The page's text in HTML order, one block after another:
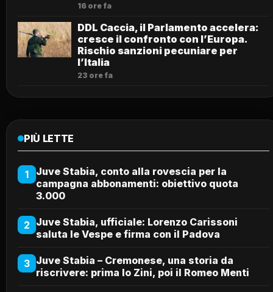
16 ore fa
DDL Caccia, il Parlamento accelera:
cresce il confronto con l’Europa.
Rischio sanzioni pecuniare per
l’Italia
23 ore fa
PIÙ LETTE
1
Juve Stabia, conto alla rovescia per la
campagna abbonamenti: obiettivo quota
3.000
2 Juve Stabia, ufficiale: Lorenzo Carissoni
saluta le Vespe e firma con il Padova
3 Juve Stabia – Cremonese, una storia da
riscrivere: prima lo Zini, poi il Romeo Menti